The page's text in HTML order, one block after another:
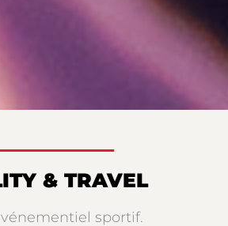
& TRAVEL
sportif.